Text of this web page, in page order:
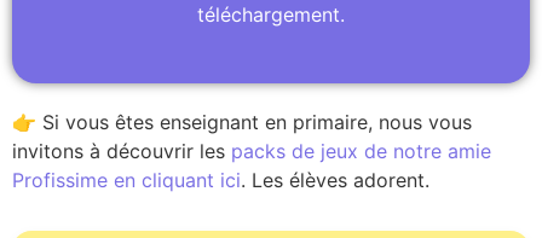
téléchargement.
👉 Si vous êtes enseignant en primaire, nous vous
invitons à découvrir les packs de jeux de notre amie
Profissime en cliquant ici. Les élèves adorent.